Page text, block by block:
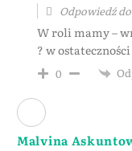
Odpowiedź do
W roli mamy –
? w
0
Malvina